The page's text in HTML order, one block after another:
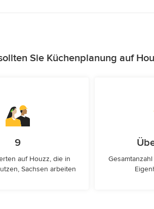
Sie Küchenplanung auf
9
auf Houzz, die in
Sachsen arbeiten